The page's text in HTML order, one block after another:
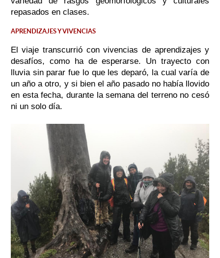
repasados en clases.
APRENDIZAJES Y VIVENCIAS
El viaje transcurrió con vivencias de aprendizajes y
desafíos, como ha de esperarse. Un trayecto con
lluvia sin parar fue lo que les deparó, la cual varía de
un año a otro, y si bien el año pasado no había llovido
en esta fecha, durante la semana del terreno no cesó
ni un solo día.